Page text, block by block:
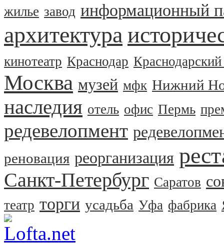
жилье завод информационный
архитектура
кинотеатр Краснодар
Москва музей мфк Нижний
наследия отель офис Пермь
редевелопмент
реновация реорганизация
Санкт-Петербург Саратов
театр торги усадьба Уфа фабрика